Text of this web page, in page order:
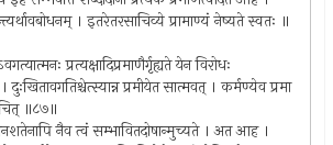
। इतरेतरसाचिव्ये प्रामाण्यं नेष्यते स्वतः ॥
प्रत्यक्षादिप्रमाणैर्गृह्यते येन विरोधः
। दुःखितावगतिश्चेत्स्यान्न प्रमीयेत सात्मवत् । कर्मण्येव प्रमा
॥८७॥
नैव त्वं सम्भावितदोषान्मुच्यते । अत आह ।